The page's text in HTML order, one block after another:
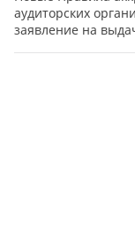
аудиторских
заявление на